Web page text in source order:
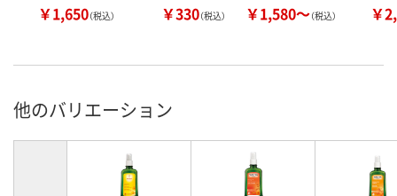
￥1,650（税込） ￥330（税込） ￥1,580～（税込） ￥
他のバリエーション